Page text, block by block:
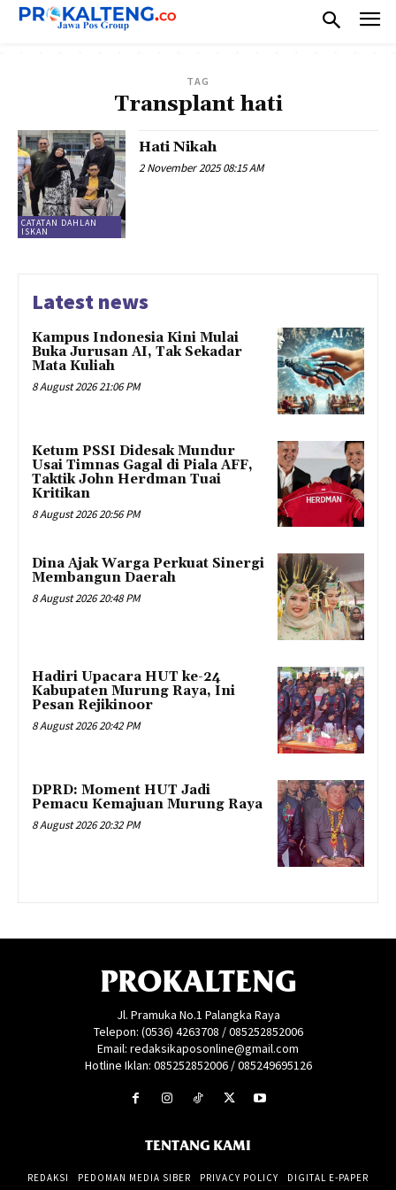
TAG
Transplant hati
CATATAN DAHLAN
ISKAN
Hati Nikah
2 November 2025 08:15 AM
Latest news
Kampus Indonesia Kini Mulai
Buka Jurusan AI, Tak Sekadar
Mata Kuliah
8 August 2026 21:06 PM
Ketum PSSI Didesak Mundur
Usai Timnas Gagal di Piala AFF,
Taktik John Herdman Tuai
Kritikan
8 August 2026 20:56 PM
Dina Ajak Warga Perkuat Sinergi
Membangun Daerah
8 August 2026 20:48 PM
Hadiri Upacara HUT ke-24
Kabupaten Murung Raya, Ini
Pesan Rejikinoor
8 August 2026 20:42 PM
DPRD: Moment HUT Jadi
Pemacu Kemajuan Murung Raya
8 August 2026 20:32 PM
PROKALTENG
Jl. Pramuka No.1 Palangka Raya
Telepon: (0536) 4263708 / 085252852006
Email: redaksikaposonline@gmail.com
Hotline Iklan: 085252852006 / 085249695126
TENTANG KAMI
REDAKSI PEDOMAN MEDIA SIBER PRIVACY POLICY DIGITAL E-PAPER